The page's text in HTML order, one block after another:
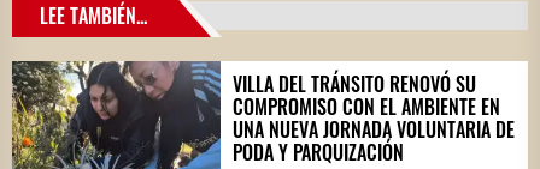
LEE TAMBIÉN...
VILLA DEL TRÁNSITO RENOVÓ SU
COMPROMISO CON EL AMBIENTE EN
UNA NUEVA JORNADA VOLUNTARIA DE
PODA Y PARQUIZACIÓN